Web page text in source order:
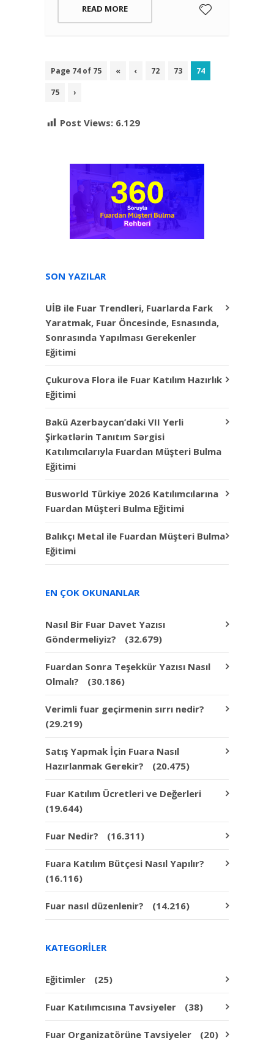
READ MORE
Page 74 of 75 « ‹ 72 73 74
75 ›
Post Views: 6.129
SON YAZILAR
UİB ile Fuar Trendleri, Fuarlarda Fark
Yaratmak, Fuar Öncesinde, Esnasında,
Sonrasında Yapılması Gerekenler
Eğitimi
Çukurova Flora ile Fuar Katılım Hazırlık
Eğitimi
Bakü Azerbaycan’daki VII Yerli
Şirkətlərin Tanıtım Sərgisi
Katılımcılarıyla Fuardan Müşteri Bulma
Eğitimi
Busworld Türkiye 2026 Katılımcılarına
Fuardan Müşteri Bulma Eğitimi
Balıkçı Metal ile Fuardan Müşteri Bulma
Eğitimi
EN ÇOK OKUNANLAR
Nasıl Bir Fuar Davet Yazısı
Göndermeliyiz?
(32.679)
Fuardan Sonra Teşekkür Yazısı Nasıl
Olmalı?
(30.186)
Verimli fuar geçirmenin sırrı nedir?
(29.219)
Satış Yapmak İçin Fuara Nasıl
Hazırlanmak Gerekir?
(20.475)
Fuar Katılım Ücretleri ve Değerleri
(19.644)
Fuar Nedir? (16.311)
Fuara Katılım Bütçesi Nasıl Yapılır?
(16.116)
Fuar nasıl düzenlenir? (14.216)
KATEGORILER
Eğitimler (25)
Fuar Katılımcısına Tavsiyeler (38)
Fuar Organizatörüne Tavsiyeler (20)